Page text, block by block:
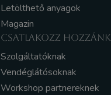
Letölthető anyagok
Magazin
CSATLAKOZZ HOZZÁNK
Szolgáltatóknak
Vendéglátósoknak
Workshop partnereknek